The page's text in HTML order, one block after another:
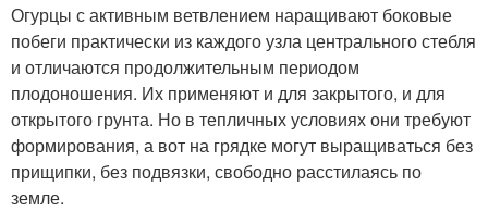
Огурцы с активным ветвлением наращивают боковые
побеги практически из каждого узла центрального стебля
и отличаются продолжительным периодом
плодоношения. Их применяют и для закрытого, и для
открытого грунта. Но в тепличных условиях они требуют
формирования, а вот на грядке могут выращиваться без
прищипки, без подвязки, свободно расстилаясь по
земле.